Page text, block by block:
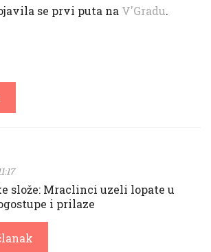
se prvi puta na V'Gradu.
slože: Mraclinci uzeli lopate u
i prilaze